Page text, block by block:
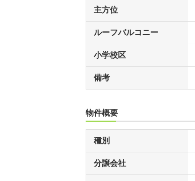
主方位
ルーフバルコニー
小学校区
備考
物件概要
種別
分譲会社